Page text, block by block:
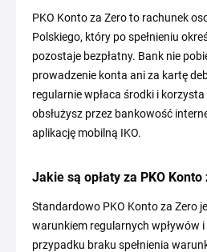
PKO Konto za Zero to rachunek
Polskiego, który po spełnieniu
pozostaje bezpłatny. Bank nie
prowadzenie konta ani za kartę
regularnie wpłaca środki i
obsłużysz przez bankowość
aplikację mobilną IKO.
Jakie są opłaty za PKO Konto
Standardowo PKO Konto za Zero
warunkiem regularnych wpływów
przypadku braku spełnienia